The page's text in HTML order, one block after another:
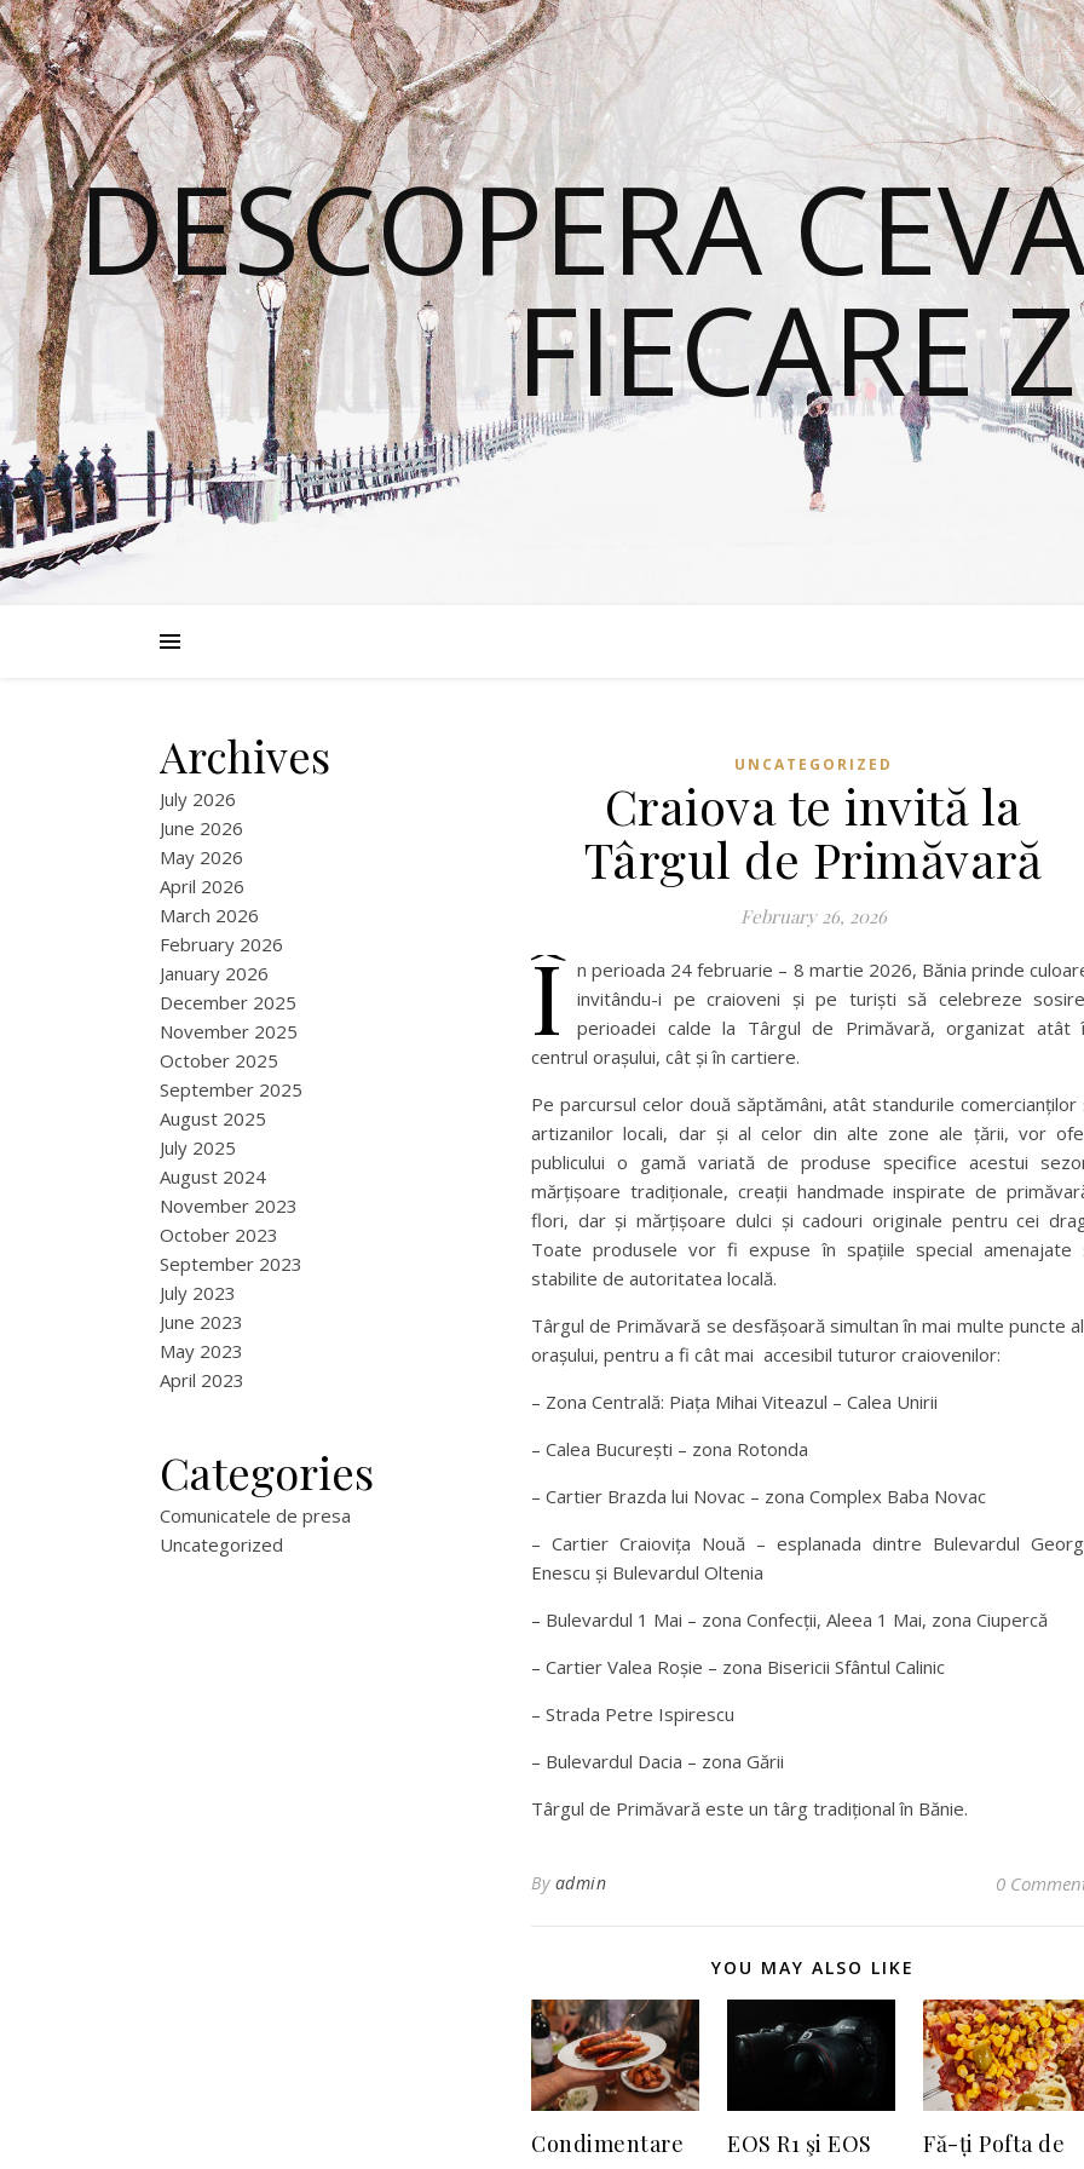
DESCOPERA
FIECARE
Archives
July 2026
June 2026
May 2026
April 2026
March 2026
February 2026
January 2026
December 2025
November 2025
October 2025
September 2025
August 2025
July 2025
August 2024
November 2023
October 2023
September 2023
July 2023
June 2023
May 2023
April 2023
Categories
Comunicatele de presa
Uncategorized
UNCATEGORIZED
Craiova te invită la
Târgul de Primăvară
February 26, 2026
Î n perioada 24 februarie – 8 martie 2026, Bănia prinde
invitându-i pe craioveni și pe turiști să celebreze
perioadei calde la Târgul de Primăvară, organizat atât
centrul orașului, cât și în cartiere.
Pe parcursul celor două săptămâni, atât standurile comercianților
artizanilor locali, dar și al celor din alte zone ale țării, vor
publicului o gamă variată de produse specifice acestui
mărțișoare tradiționale, creații handmade inspirate de
flori, dar și mărțișoare dulci și cadouri originale pentru cei
Toate produsele vor fi expuse în spațiile special amenajate
stabilite de autoritatea locală.
Târgul de Primăvară se desfășoară simultan în mai multe puncte
orașului, pentru a fi cât mai accesibil tuturor craiovenilor:
– Zona Centrală: Piața Mihai Viteazul – Calea Unirii
– Calea București – zona Rotonda
– Cartier Brazda lui Novac – zona Complex Baba Novac
– Cartier Craiovița Nouă – esplanada dintre Bulevardul
Enescu și Bulevardul Oltenia
– Bulevardul 1 Mai – zona Confecții, Aleea 1 Mai, zona Ciupercă
– Cartier Valea Roșie – zona Bisericii Sfântul Calinic
– Strada Petre Ispirescu
– Bulevardul Dacia – zona Gării
Târgul de Primăvară este un târg tradițional în Bănie.
By admin 0
YOU MAY ALSO LIKE
Condimentare
EOS R1 şi EOS
Fă-ți Pofta de